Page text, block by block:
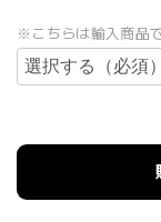
※こちらは輸入商品